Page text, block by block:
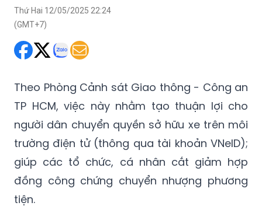
Bộ Công an.
Thứ Hai 12/05/2025 22:24
Theo Phòng Cảnh sát Giao thông - Công an
TP HCM, việc này nhằm tạo thuận lợi cho
người dân chuyển quyền sở hữu xe trên môi
trường điện tử (thông qua tài khoản VNeID);
giúp các tổ chức, cá nhân cắt giảm hợp